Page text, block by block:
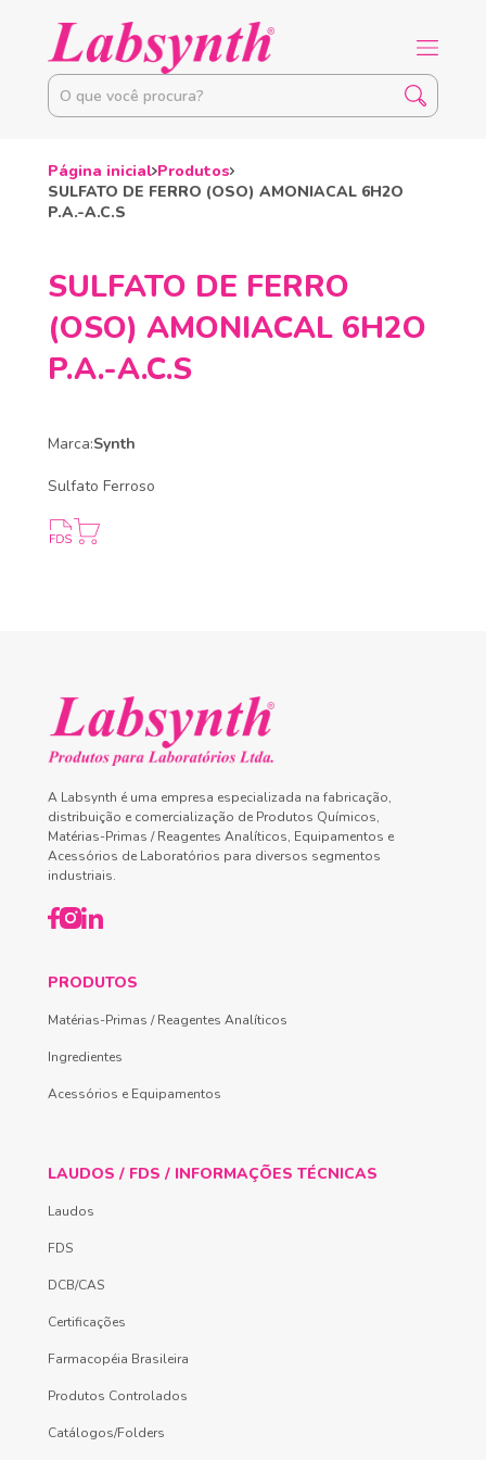
Página inicial Produtos
SULFATO DE FERRO (OSO) AMONIACAL 6H2O
P.A.-A.C.S
SULFATO DE FERRO
(OSO) AMONIACAL 6H2O
P.A.-A.C.S
Marca:Synth
Sulfato Ferroso
A Labsynth é uma empresa especializada na fabricação,
distribuição e comercialização de Produtos Químicos,
Matérias-Primas / Reagentes Analíticos, Equipamentos e
Acessórios de Laboratórios para diversos segmentos
industriais.
PRODUTOS
Matérias-Primas / Reagentes Analíticos
Ingredientes
Acessórios e Equipamentos
LAUDOS / FDS / INFORMAÇÕES TÉCNICAS
Laudos
FDS
DCB/CAS
Certificações
Farmacopéia Brasileira
Produtos Controlados
Catálogos/Folders